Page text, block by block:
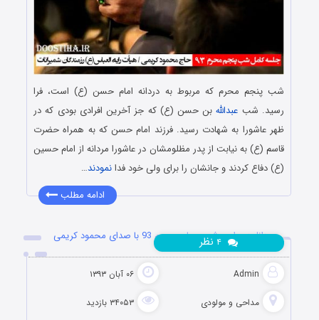
شب پنجم محرم که مربوط به دردانه امام حسن (ع) است، فرا
رسید. شب عبداللهبن حسن (ع) که جز آخرین افرادی بودی که در
ظهر عاشورا به شهادت رسید. فرزند امام حسن که به همراه حضرت
قاسم (ع) به نیابت از پدر مظلومشان در عاشورا مردانه از امام حسین
(ع) دفاع کردند و جانشان را برای ولی خود فدانمودند…
ادامه مطلب
دانلود مراسم شب چهارم محرم 93 با صدای محمود کریمی
Admin ۰۶ آبان ۱۳۹۳
مداحی و مولودی ۳۴۰۵۳ بازدید
نظر